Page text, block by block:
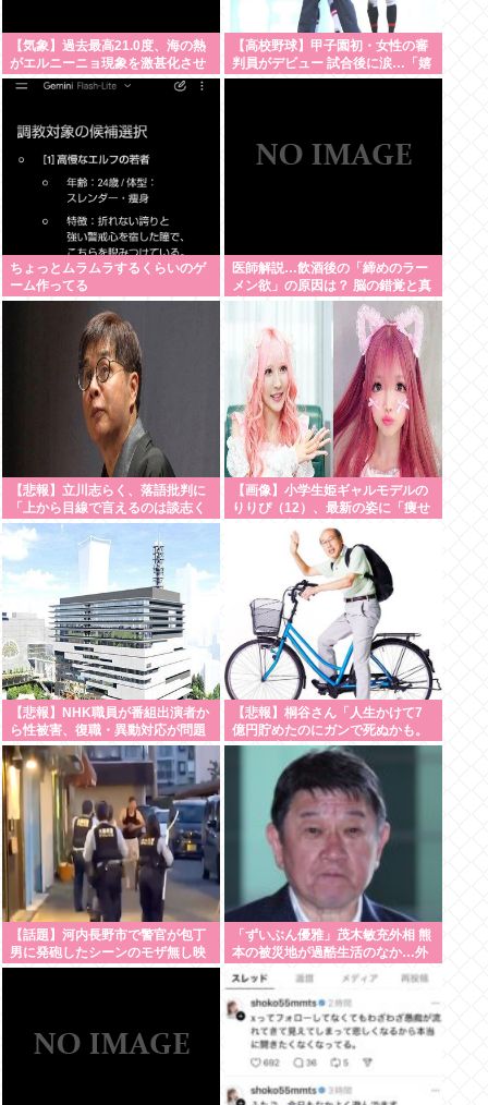
【気象】過去最高21.0度、海の熱
がエルニーニョ現象を激甚化させ
る理由
【高校野球】甲子園初・女性の審
判員がデビュー 試合後に涙…「嬉
しい気持ちと絶対失敗しちゃいけ
ちょっとムラムラするくらいのゲ
ーム作ってる
医師解説…飲酒後の「締めのラー
メン欲」の原因は？ 脳の錯覚と真
実 [8/5]
【悲報】立川志らく、落語批判に
「上から目線で言えるのは談志く
らい」とピシャリ
【画像】小学生姫ギャルモデルの
りりぴ（12）、最新の姿に「痩せ
すぎ」と心配の声
【悲報】NHK職員が番組出演者か
ら性被害、復職・異動対応が問題
に
【悲報】桐谷さん「人生かけて7
億円貯めたのにガンで死ぬかも。
もっと素直に遊べばよかった」
【話題】河内長野市で警官が包丁
男に発砲したシーンのモザ無し映
像が公開される。
「ずいぶん優雅」茂木敏充外相 熊
本の被災地が過酷生活のなか…外
画”に寄せられる疑問の声